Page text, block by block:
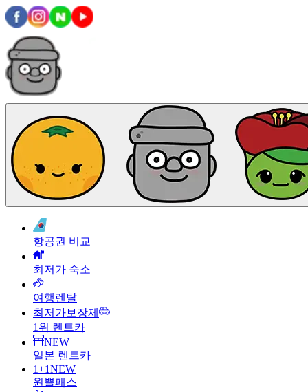
항공권 비교
최저가 숙소
여행렌탈
최저가보장제
1위 렌트카
NEW
일본 렌트카
1+1NEW
원쁠패스